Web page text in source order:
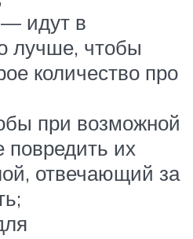
идут в
лучше, чтобы
количество про
при возможной
повредить их
отвечающий за